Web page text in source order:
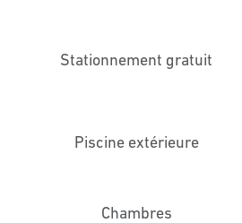
Stationnement gratuit
Piscine extérieure
Chambres